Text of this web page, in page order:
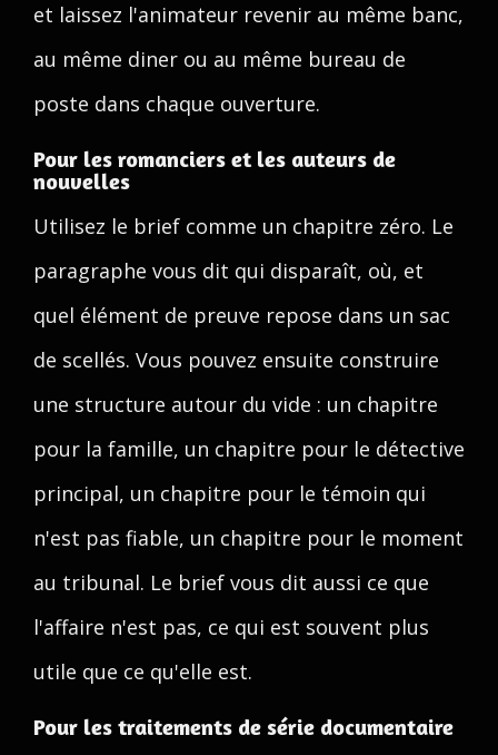
et laissez l'animateur revenir au même banc,
au même diner ou au même bureau de
poste dans chaque ouverture.
Pour les romanciers et les auteurs de
nouvelles
Utilisez le brief comme un chapitre zéro. Le
paragraphe vous dit qui disparaît, où, et
quel élément de preuve repose dans un sac
de scellés. Vous pouvez ensuite construire
une structure autour du vide : un chapitre
pour la famille, un chapitre pour le détective
principal, un chapitre pour le témoin qui
n'est pas fiable, un chapitre pour le moment
au tribunal. Le brief vous dit aussi ce que
l'affaire n'est pas, ce qui est souvent plus
utile que ce qu'elle est.
Pour les traitements de série documentaire